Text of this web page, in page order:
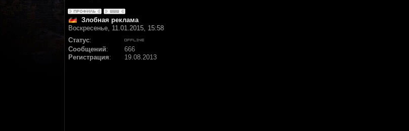
Злобная реклама
Воскресенье, 11.01.2015, 15:58
Статус:
Сообщений:
666
Регистрация: 19.08.2013